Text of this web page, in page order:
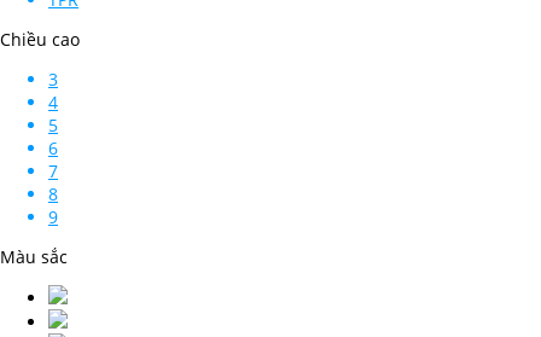
Chiều cao
3
4
5
6
7
8
9
Màu sắc